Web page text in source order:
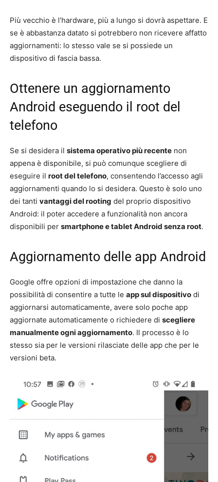
Più vecchio è l’hardware, più a lungo si dovrà aspettare. E
se è abbastanza datato si potrebbero non ricevere affatto
aggiornamenti: lo stesso vale se si possiede un
dispositivo di fascia bassa.
Ottenere un aggiornamento
Android eseguendo il root del
telefono
Se si desidera il sistema operativo più recente non
appena è disponibile, si può comunque scegliere di
eseguire il root del telefono, consentendo l’accesso agli
aggiornamenti quando lo si desidera. Questo è solo uno
dei tanti vantaggi del rooting del proprio dispositivo
Android: il poter accedere a funzionalità non ancora
disponibili per smartphone e tablet Android senza root.
Aggiornamento delle app Android
Google offre opzioni di impostazione che danno la
possibilità di consentire a tutte le app sul dispositivo di
aggiornarsi automaticamente, avere solo poche app
aggiornate automaticamente o richiedere di scegliere
manualmente ogni aggiornamento. Il processo è lo
stesso sia per le versioni rilasciate delle app che per le
versioni beta.